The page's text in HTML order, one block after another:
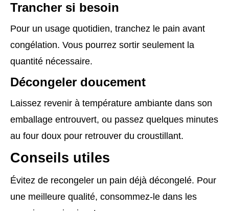
Trancher si besoin
Pour un usage quotidien, tranchez le pain avant
congélation. Vous pourrez sortir seulement la
quantité nécessaire.
Décongeler doucement
Laissez revenir à température ambiante dans son
emballage entrouvert, ou passez quelques minutes
au four doux pour retrouver du croustillant.
Conseils utiles
Évitez de recongeler un pain déjà décongelé. Pour
une meilleure qualité, consommez-le dans les